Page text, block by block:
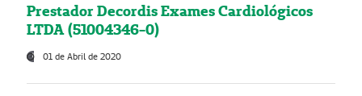
Prestador Decordis Exames Cardiológicos
LTDA (51004346-0)
01 de Abril de 2020